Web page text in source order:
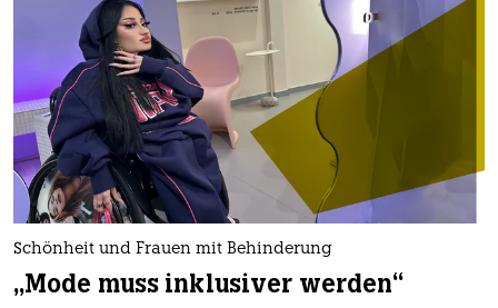
Schönheit und Frauen mit Behinderung
„Mode muss inklusiver werden“